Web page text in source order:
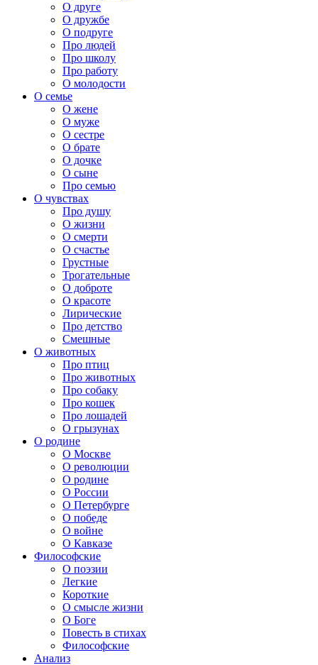
О друге
О дружбе
О подруге
Про людей
Про школу
Про работу
О молодости
О семье
О жене
О муже
О сестре
О брате
О дочке
О сыне
Про семью
О чувствах
Про душу
О жизни
О смерти
О счастье
Грустные
Трогательные
О доброте
О красоте
Лирические
Про детство
Смешные
О животных
Про птиц
Про животных
Про собаку
Про кошек
Про лошадей
О грызунах
О родине
О Москве
О революции
О родине
О России
О Петербурге
О победе
О войне
О Кавказе
Философские
О поэзии
Легкие
Короткие
О смысле жизни
О Боге
Повесть в стихах
Философские
Анализ